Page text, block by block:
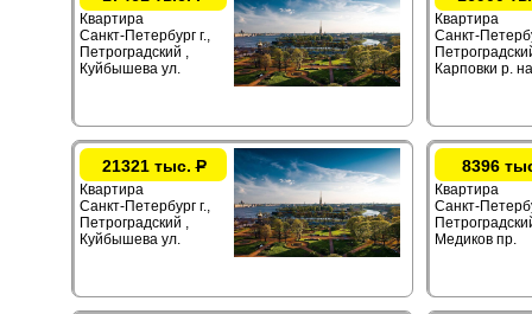
Квартира
Санкт-Петербург г.,
Петроградский ,
Куйбышева ул.
Квартира
Санкт-
Карповки р.
21321 тыс.Р
Квартира
Санкт-Петербург г.,
Петроградский ,
Куйбышева ул.
8396
Квартира
Санкт-
Медиков пр.